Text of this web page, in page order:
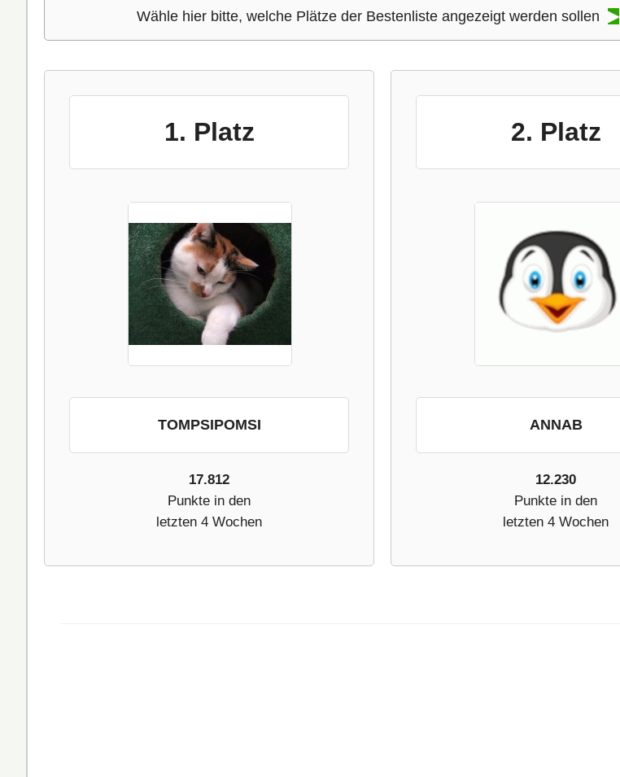
Wähle hier bitte, welche Plätze der Bestenliste angezeigt werden sollen ▶
1. Platz
TOMPSIPOMSI
17.812
Punkte in den
letzten 4 Wochen
2. Platz
ANNAB
12.230
Punkte in den
letzten 4 Wochen